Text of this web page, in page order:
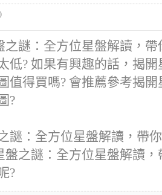
謎：全方位星盤解讀，帶
低? 如果有興趣的話，揭
值得買嗎? 會推薦參考揭開
?
謎：全方位星盤解讀，帶
之謎：全方位星盤解讀，
?